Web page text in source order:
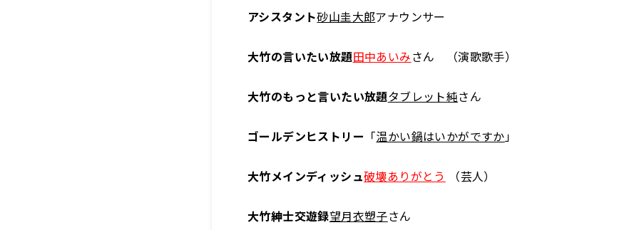
アシスタント砂山圭大郎アナウンサー
大竹の言いたい放題田中あいみさん （演歌歌手）
大竹のもっと言いたい放題タブレット純さん
ゴールデンヒストリー 「温かい鍋はいかがですか 」
大竹メインディッシュ破壊ありがとう （芸人）
大竹紳士交遊録望月衣塑子さん